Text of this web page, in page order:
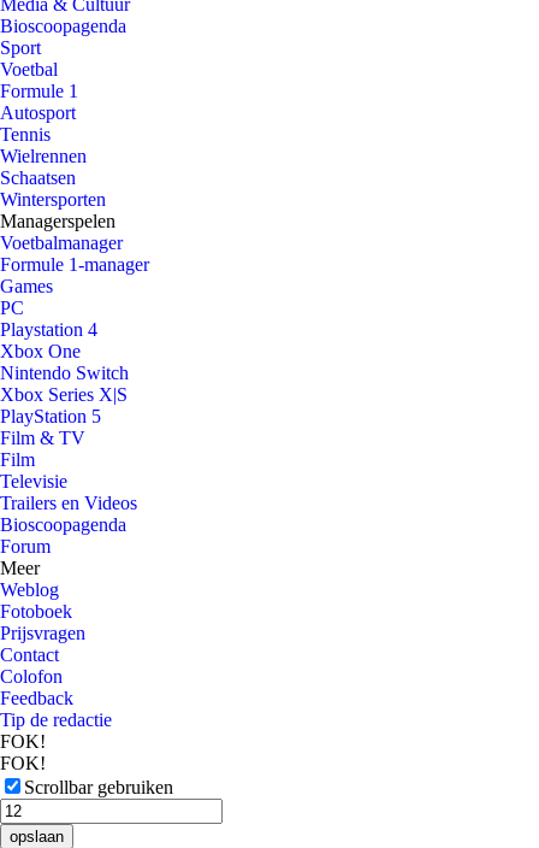
Media & Cultuur
Bioscoopagenda
Sport
Voetbal
Formule 1
Autosport
Tennis
Wielrennen
Schaatsen
Wintersporten
Managerspelen
Voetbalmanager
Formule 1-manager
Games
PC
Playstation 4
Xbox One
Nintendo Switch
Xbox Series X|S
PlayStation 5
Film & TV
Film
Televisie
Trailers en Videos
Bioscoopagenda
Forum
Meer
Weblog
Fotoboek
Prijsvragen
Contact
Colofon
Feedback
Tip de redactie
FOK!
FOK!
Scrollbar gebruiken
opslaan